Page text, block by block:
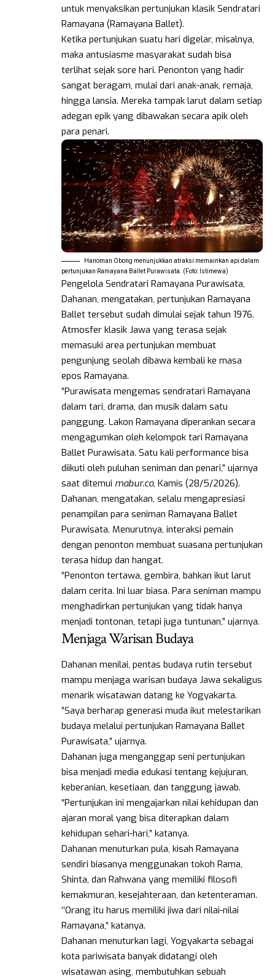
untuk menyaksikan pertunjukan klasik Sendratari
Ramayana (Ramayana Ballet).
Ketika pertunjukan suatu hari digelar, misalnya,
maka antusiasme masyarakat sudah bisa
terlihat sejak sore hari. Penonton yang hadir
sangat beragam, mulai dari anak-anak, remaja,
hingga lansia. Mereka tampak larut dalam setiap
adegan epik yang dibawakan secara apik oleh
para penari.
Hanoman Obong menunjukkan atraksi memainkan api dalam
pertunjukan Ramayana Ballet Purawisata. (Foto: Istimewa)
Pengelola Sendratari Ramayana Purawisata,
Dahanan, mengatakan, pertunjukan Ramayana
Ballet tersebut sudah dimulai sejak tahun 1976.
Atmosfer klasik Jawa yang terasa sejak
memasuki area pertunjukan membuat
pengunjung seolah dibawa kembali ke masa
epos Ramayana.
“Purawisata mengemas sendratari Ramayana
dalam tari, drama, dan musik dalam satu
panggung. Lakon Ramayana diperankan secara
mengagumkan oleh kelompok tari Ramayana
Ballet Purawisata. Satu kali performance bisa
diikuti oleh puluhan seniman dan penari,” ujarnya
saat ditemui mabur.co, Kamis (28/5/2026).
Dahanan, mengatakan, selalu mengapresiasi
penampilan para seniman Ramayana Ballet
Purawisata. Menurutnya, interaksi pemain
dengan penonton membuat suasana pertunjukan
terasa hidup dan hangat.
“Penonton tertawa, gembira, bahkan ikut larut
dalam cerita. Ini luar biasa. Para seniman mampu
menghadirkan pertunjukan yang tidak hanya
menjadi tontonan, tetapi juga tuntunan,” ujarnya.
Menjaga Warisan Budaya
Dahanan menilai, pentas budaya rutin tersebut
mampu menjaga warisan budaya Jawa sekaligus
menarik wisatawan datang ke Yogyakarta.
”Saya berharap generasi muda ikut melestarikan
budaya melalui pertunjukan Ramayana Ballet
Purawisata,” ujarnya.
Dahanan juga menganggap seni pertunjukan
bisa menjadi media edukasi tentang kejujuran,
keberanian, kesetiaan, dan tanggung jawab.
“Pertunjukan ini mengajarkan nilai kehidupan dan
ajaran moral yang bisa diterapkan dalam
kehidupan sehari-hari,” katanya.
Dahanan menuturkan pula, kisah Ramayana
sendiri biasanya menggunakan tokoh Rama,
Shinta, dan Rahwana yang memiliki filosofi
kemakmuran, kesejahteraan, dan ketenteraman.
‘’Orang itu harus memiliki jiwa dari nilai-nilai
Ramayana,” katanya.
Dahanan menuturkan lagi, Yogyakarta sebagai
kota pariwisata banyak didatangi oleh
wisatawan asing, membutuhkan sebuah